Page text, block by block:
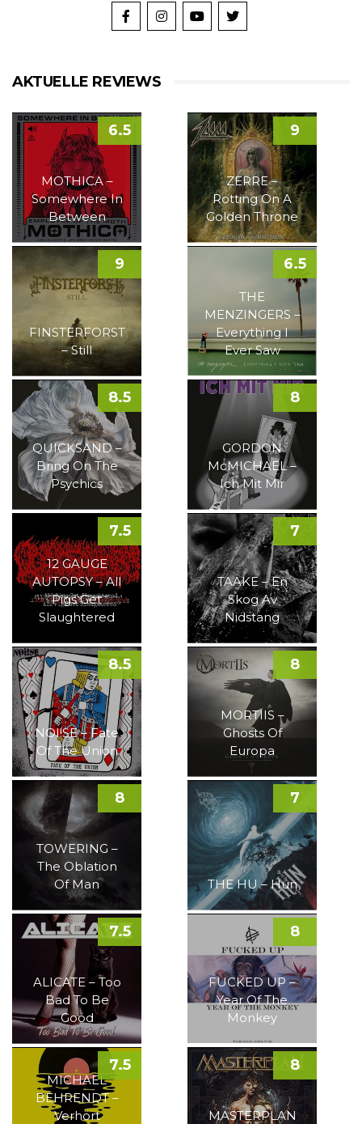
AKTUELLE REVIEWS
MOTHICA –
Somewhere In
Between
6.5
ZERRE –
Rotting On A
Golden Throne
9
FINSTERFORST
– Still
9
THE
MENZINGERS –
Everything I
Ever Saw
6.5
QUICKSAND –
Bring On The
Psychics
8.5
GORDON
McMICHAEL –
Ich Mit Mir
8
12 GAUGE
AUTOPSY – All
Pigs Get
Slaughtered
7.5
TAAKE – En
Skog Av
Nidstang
7
NOI!SE – Fate
Of The Union
8.5
MORTIIS –
Ghosts Of
Europa
8
TOWERING –
The Oblation
Of Man
8
THE HU – Hun
7
ALICATE – Too
Bad To Be
Good
7.5
FUCKED UP –
Year Of The
Monkey
8
MICHAEL
BEHRENDT –
Verhört
7.5
MASTERPLAN
8